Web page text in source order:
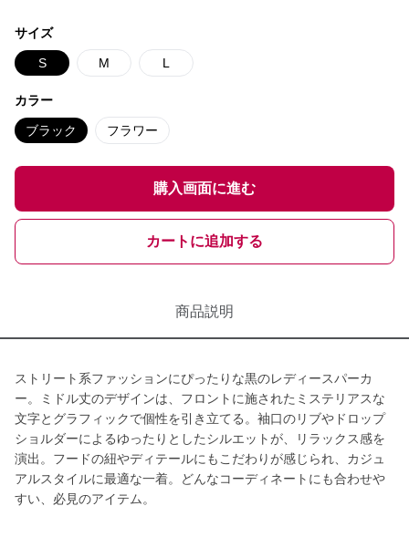
サイズ
S M L
カラー
ブラック フラワー
購入画面に進む
カートに追加する
商品説明
ストリート系ファッションにぴったりな黒のレディースパーカ
ー。ミドル丈のデザインは、フロントに施されたミステリアスな
文字とグラフィックで個性を引き立てる。袖口のリブやドロップ
ショルダーによるゆったりとしたシルエットが、リラックス感を
演出。フードの紐やディテールにもこだわりが感じられ、カジュ
アルスタイルに最適な一着。どんなコーディネートにも合わせや
すい、必見のアイテム。